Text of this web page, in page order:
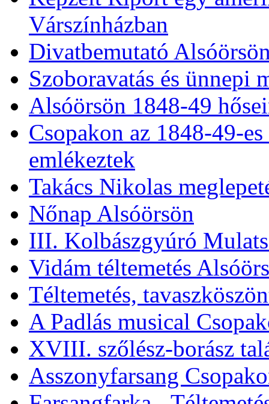
évfordulóján Litéren
Képzelt Riport egy
Várszínházban
Divatbemutató
Szoboravatás és ünnepi
Alsóörsön 1848-49
Csopakon az 1848-49-
emlékeztek
Takács Nikolas
Nőnap Alsóörsön
III. Kolbászgyúró
Vidám téltemetés
Téltemetés,
A Padlás musical
XVIII. szőlész-borász